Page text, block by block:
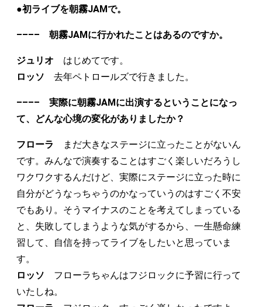
●初ライブを朝霧JAMで。
–––– 朝霧JAMに行かれたことはあるのですか。
ジュリオ はじめてです。
ロッソ 去年ペトロールズで行きました。
–––– 実際に朝霧JAMに出演するということになっ
て、どんな心境の変化がありましたか？
フローラ
まだ大きなステージに立ったことがないん
です。みんなで演奏することはすごく楽しいだろうし
ワクワクするんだけど、実際にステージに立った時に
自分がどうなっちゃうのかなっていうのはすごく不安
でもあり。そうマイナスのことを考えてしまっている
と、失敗してしまうような気がするから、一生懸命練
習して、自信を持ってライブをしたいと思っていま
す。
ロッソ フローラちゃんはフジロックに予習に行って
いたしね。